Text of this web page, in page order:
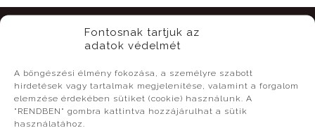
Fontosnak tartjuk az
adatok védelmét
A böngészési élmény fokozása, a személyre szabott
hirdetések vagy tartalmak megjelenítése, valamint a forgalom
elemzése érdekében sütiket (cookie) használunk. A
"RENDBEN" gombra kattintva hozzájárulhat a sütik
használatához.
Kapcsolat
Szekszárd, Bodri Pincészet
Útvonal tervezéséhez írja be a kiinduló